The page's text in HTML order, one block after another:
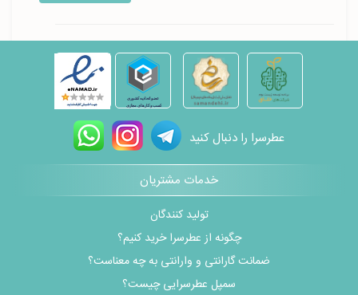
عطرسرا را دنبال کنید
خدمات مشتریان
تولید کنندگان
چگونه از عطرسرا خرید کنیم؟
ضمانت گارانتی و وارانتی به چه معناست؟
سمپل عطرسرایی چیست؟